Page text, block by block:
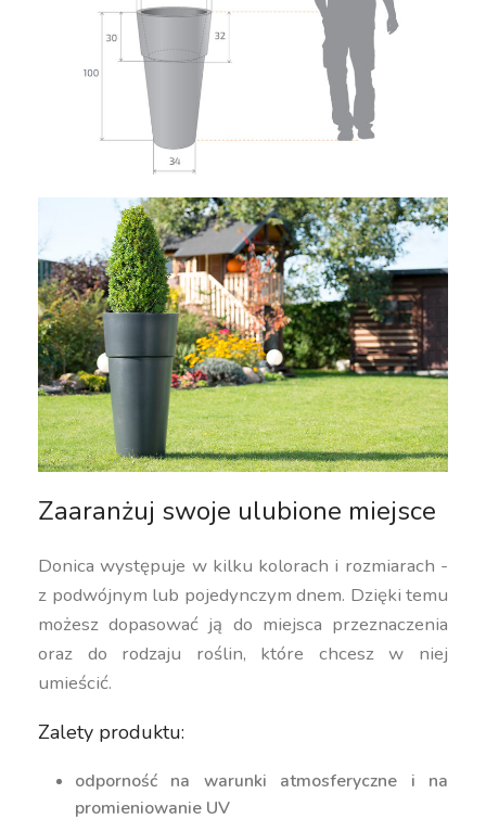
Zaaranżuj swoje ulubione miejsce
Donica występuje w kilku kolorach i rozmiarach -
z podwójnym lub pojedynczym dnem. Dzięki temu
możesz dopasować ją do miejsca przeznaczenia
oraz do rodzaju roślin, które chcesz w niej
umieścić.
Zalety produktu:
odporność na warunki atmosferyczne i na
promieniowanie UV